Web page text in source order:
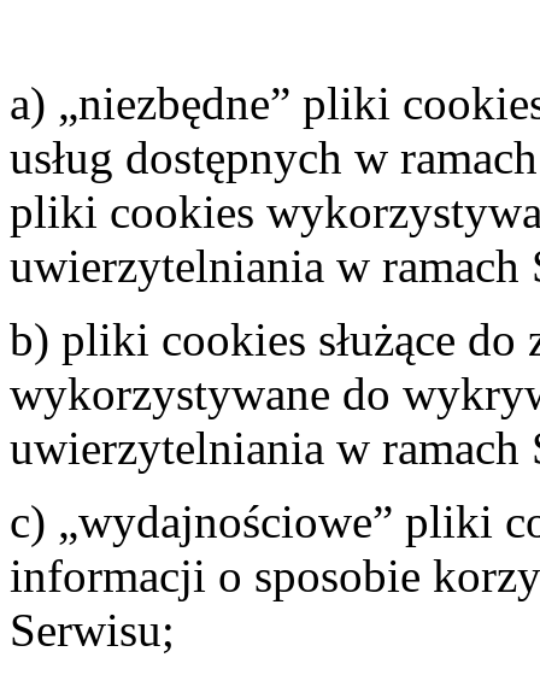
a) „niezbędne” pliki
usług dostępnych w
pliki cookies
uwierzytelniania w ramach
b) pliki cookies służące do
wykorzystywane do
uwierzytelniania w ramach
c) „wydajnościowe” pliki
informacji o sposobie
Serwisu;